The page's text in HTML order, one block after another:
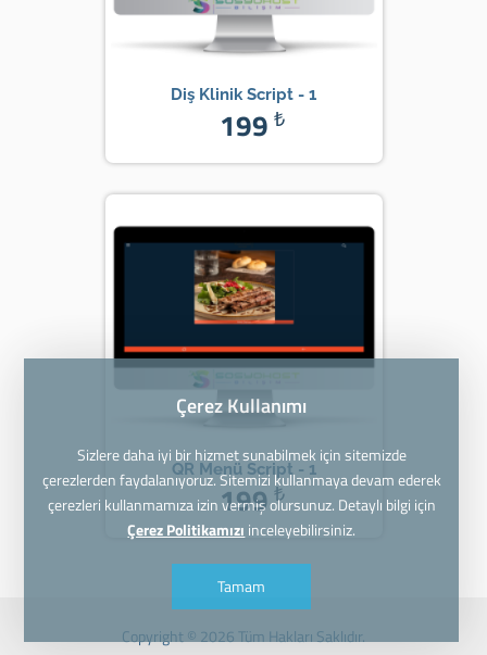
Diş Klinik Script - 1
₺
199
QR Menü Script - 1
₺
199
Copyright © 2026 Tüm Hakları Saklıdır.
Çerez Kullanımı
Sizlere daha iyi bir hizmet sunabilmek için sitemizde
çerezlerden faydalanıyoruz. Sitemizi kullanmaya devam ederek
çerezleri kullanmamıza izin vermiş olursunuz. Detaylı bilgi için
Çerez Politikamızı inceleyebilirsiniz.
Tamam